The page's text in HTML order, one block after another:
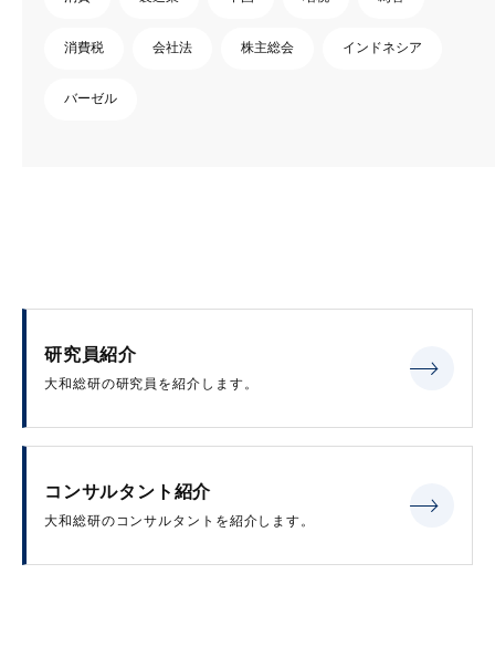
消費税 会社法 株主総会 インドネシア
バーゼル
研究員紹介
大和総研の研究員を紹介します。
コンサルタント紹介
大和総研のコンサルタントを紹介します。